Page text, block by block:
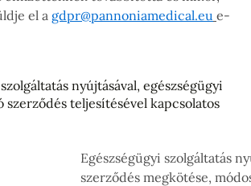
el a gdpr@pannoniamedical.eu e-
nyújtásával, egészségügyi
szerződés teljesítésével kapcsolatos
Egészségügyi szolgáltatás
szerződés megkötése,